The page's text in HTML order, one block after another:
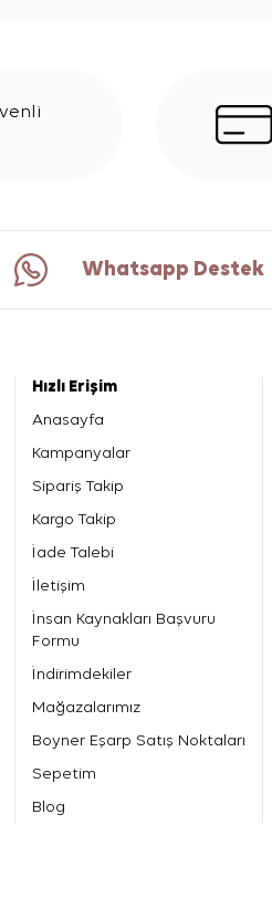
Whatsapp Destek
Hızlı Erişim
Anasayfa
Kampanyalar
Sipariş Takip
Kargo Takip
İade Talebi
İletişim
İnsan Kaynakları Başvuru
Formu
İndirimdekiler
Mağazalarımız
Boyner Eşarp Satış Noktaları
Sepetim
Blog